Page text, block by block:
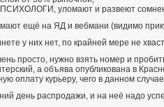
уломают и развеют
ещё на ЯД и вебмани (видимо
у них нет, по крайней мере не
просто, нужно взять номер и
а объява опубликована в
оплату курьеру, чего в данном
день распродажи, и на неё надо